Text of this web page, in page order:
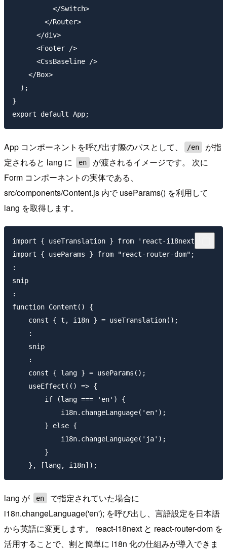
          </Switch>
        </Router>
      </div>
      <Footer />
      <CssBaseline />
    </Box>
  );
}
App コンポーネントを呼び出す際のパスとして、 /en
が指
定されると lang に
en
が渡されるイメージです。 次に
Form コンポーネントの実体である、
src/components/Content.js 内で useParams() を利用して
lang を取得します。
import { useTranslation } from 'react-i18next';
import { useParams } from "react-router-dom";
:
snip
:
function Content() {
    const { t, i18n } = useTranslation();
    :
    snip
    :
    const { lang } = useParams();
    useEffect(() => {
        if (lang === 'en') {
            i18n.changeLanguage('en');
        } else {
            i18n.changeLanguage('ja');
        }
lang が en
で指定されていた場合に
i18n.changeLanguage('en'); を呼び出し、言語設定を日本語
から英語に変更します。 react-i18next と react-router-dom を
活用することで、割と簡単に i18n 化の仕組みが導入できま